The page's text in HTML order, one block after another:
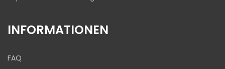
INFORMATIONEN
FAQ